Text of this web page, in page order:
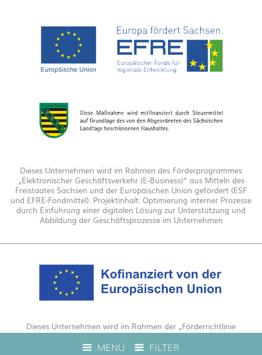
MENÜ FILTER
Dieses Unternehmen wird im Rahmen des Förderprogrammes
„Elektronischer Geschäftsverkehr (E-Business)“ aus Mitteln des
Freistaates Sachsen und der Europäischen Union gefördert (ESF
und EFRE-Fondmittel). Projektinhalt: Optimierung interner Prozesse
durch Einführung einer digitalen Lösung zur Unterstützung und
Abbildung der Geschäftsprozesse im Unternehmen
Dieses Unternehmen wird im Rahmen der „Förderrichtlinie
Digitalisierung Zuschuss EFRE 2021 bis 2027“ gefördert. Hierdurch
wurde eine Live-Produktberatung auf unserem Webshop